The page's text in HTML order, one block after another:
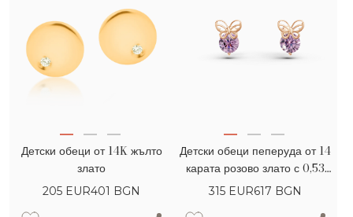
Детски обеци от 14K жълто
злато
205 EUR401 BGN
Детски обеци пеперуда от 14
карата розово злато с 0,53
карата розови аметисти
315 EUR617 BGN